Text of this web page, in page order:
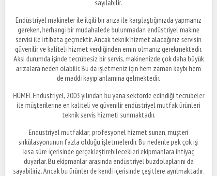
sayılabilir.
Endüstriyel makineler ile ilgili bir arıza ile karşılaştığınızda yapmanız
gereken, herhangi bir müdahalede bulunmadan endüstriyel makine
servisi ile irtibata geçmektir. Ancak teknik hizmet alacağınız servisin
güvenilir ve kaliteli hizmet verdiğinden emin olmanız gerekmektedir.
Aksi durumda işinde tecrübesiz bir servis, makinenizde çok daha büyük
arızalara neden olabilir. Bu da işletmeniz için hem zaman kaybı hem
de maddi kayıp anlamına gelmektedir.
HÜMEL Endüstriyel, 2003 yılından bu yana sektörde edindiği tecrübeler
ile müşterilerine en kaliteli ve güvenilir endüstriyel mutfak ürünleri
teknik servis hizmeti sunmaktadır.
Endüstriyel mutfaklar; profesyonel hizmet sunan, müşteri
sirkülasyonunun fazla olduğu işletmelerdir. Bu nedenle pek çok işi
kısa süre içerisinde gerçekleştirebilecekleri ekipmanlara ihtiyaç
duyarlar. Bu ekipmanlar arasında endüstriyel buzdolaplarını da
sayabiliriz. Ancak bu ürünler de kendi içerisinde çeşitlere ayrılmaktadır.